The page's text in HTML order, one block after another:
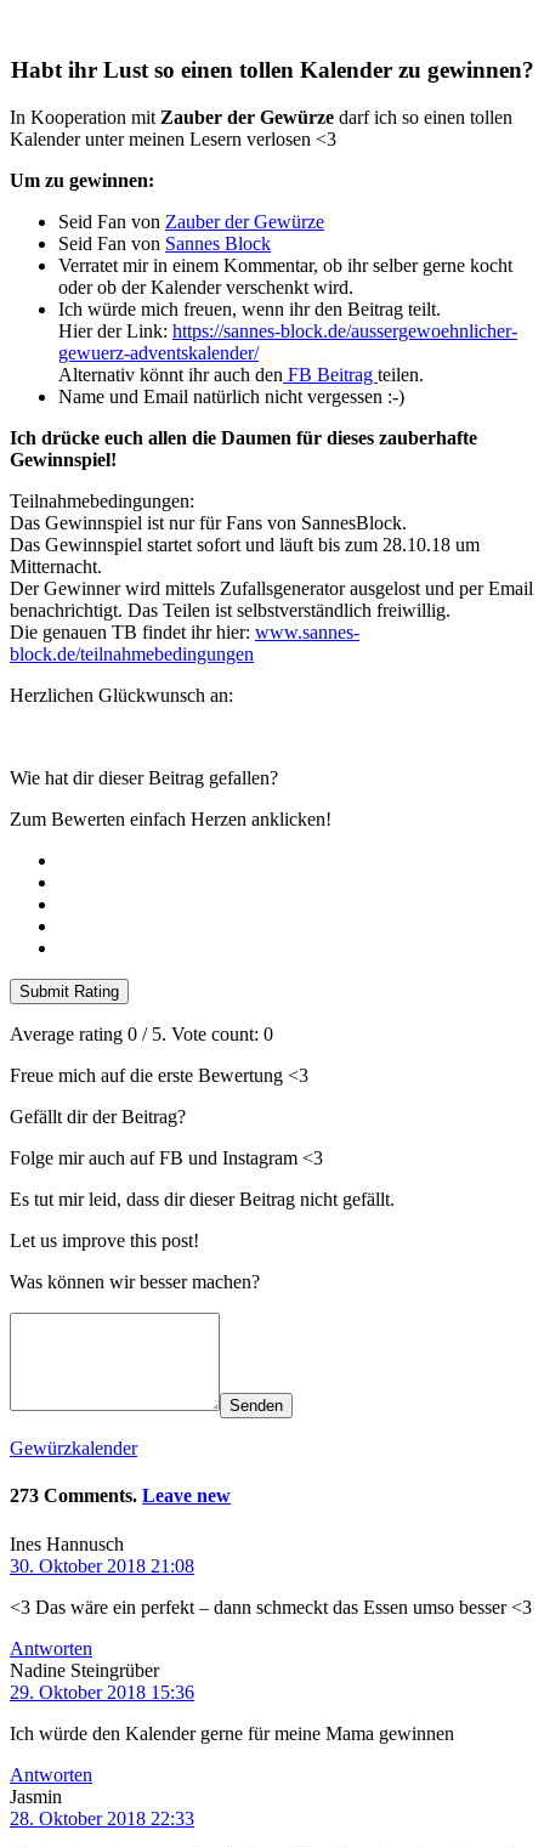
Habt ihr Lust so einen tollen Kalender zu gewinnen?
In Kooperation mit Zauber der Gewürze darf ich so einen tollen
Kalender unter meinen Lesern verlosen <3
Um zu gewinnen:
Seid Fan von Zauber der Gewürze
Seid Fan von Sannes Block
Verratet mir in einem Kommentar, ob ihr selber gerne kocht
oder ob der Kalender verschenkt wird.
Ich würde mich freuen, wenn ihr den Beitrag teilt.
Hier der Link: https://sannes-block.de/aussergewoehnlicher-
gewuerz-adventskalender/
Alternativ könnt ihr auch den FB Beitrag teilen.
Name und Email natürlich nicht vergessen :-)
Ich drücke euch allen die Daumen für dieses zauberhafte
Gewinnspiel!
Teilnahmebedingungen:
Das Gewinnspiel ist nur für Fans von SannesBlock.
Das Gewinnspiel startet sofort und läuft bis zum 28.10.18 um
Mitternacht.
Der Gewinner wird mittels Zufallsgenerator ausgelost und per Email
benachrichtigt. Das Teilen ist selbstverständlich freiwillig.
Die genauen TB findet ihr hier: www.sannes-
block.de/teilnahmebedingungen
Herzlichen Glückwunsch an:
Wie hat dir dieser Beitrag gefallen?
Zum Bewerten einfach Herzen anklicken!
Submit Rating
Average rating 0 / 5. Vote count: 0
Freue mich auf die erste Bewertung <3
Gefällt dir der Beitrag?
Folge mir auch auf FB und Instagram <3
Es tut mir leid, dass dir dieser Beitrag nicht gefällt.
Let us improve this post!
Was können wir besser machen?
Senden
Gewürzkalender
273 Comments. Leave new
Ines Hannusch
30. Oktober 2018 21:08
<3 Das wäre ein perfekt – dann schmeckt das Essen umso besser <3
Antworten
Nadine Steingrüber
29. Oktober 2018 15:36
Ich würde den Kalender gerne für meine Mama gewinnen
Antworten
Jasmin
28. Oktober 2018 22:33